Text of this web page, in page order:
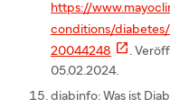
https://
conditions/
20044248  .
05.02.2024.
diabinfo: Was ist